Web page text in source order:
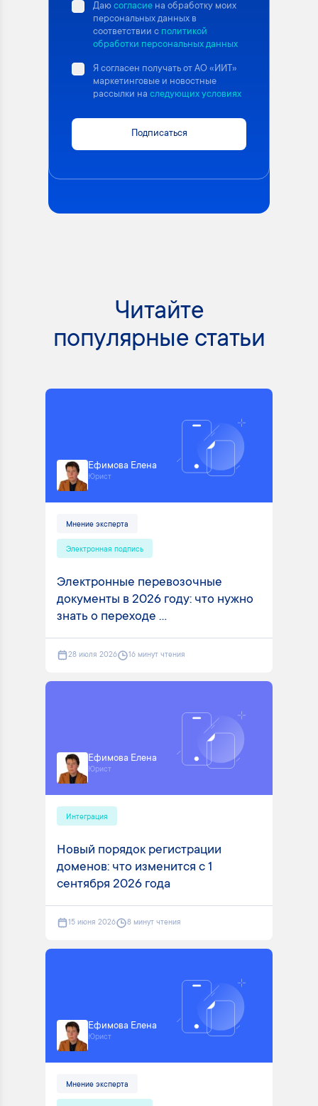
Даюсогласие на обработку моих
персональных данных в
соответствии с политикой
обработки персональных данных
Я согласен получать от АО «ИИТ»
маркетинговые и новостные
рассылки на следующих условиях
Подписаться
Читайте
популярные статьи
Ефимова Елена
Юрист
Мнение эксперта
Электронная подпись
Электронные перевозочные
документы в 2026 году: что нужно
знать о переходе ...
28 июля 2026 16 минут чтения
Ефимова Елена
Юрист
Интеграция
Новый порядок регистрации
доменов: что изменится с 1
сентября 2026 года
15 июня 2026 8 минут чтения
Ефимова Елена
Юрист
Мнение эксперта